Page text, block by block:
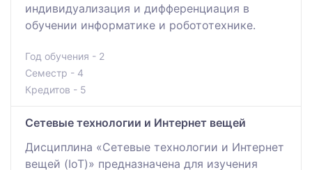
индивидуализация и дифференциация в
обучении информатике и робототехнике.
Год обучения - 2
Семестр - 4
Кредитов - 5
Сетевые технологии и Интернет вещей
Дисциплина «Сетевые технологии и Интернет
вещей (IoT)» предназначена для изучения